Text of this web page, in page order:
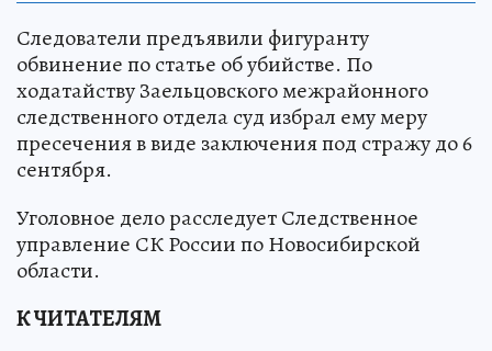
Следователи предъявили фигуранту
обвинение по статье об убийстве. По
ходатайству Заельцовского межрайонного
следственного отдела суд избрал ему меру
пресечения в виде заключения под стражу до 6
сентября.
Уголовное дело расследует Следственное
управление СК России по Новосибирской
области.
К ЧИТАТЕЛЯМ